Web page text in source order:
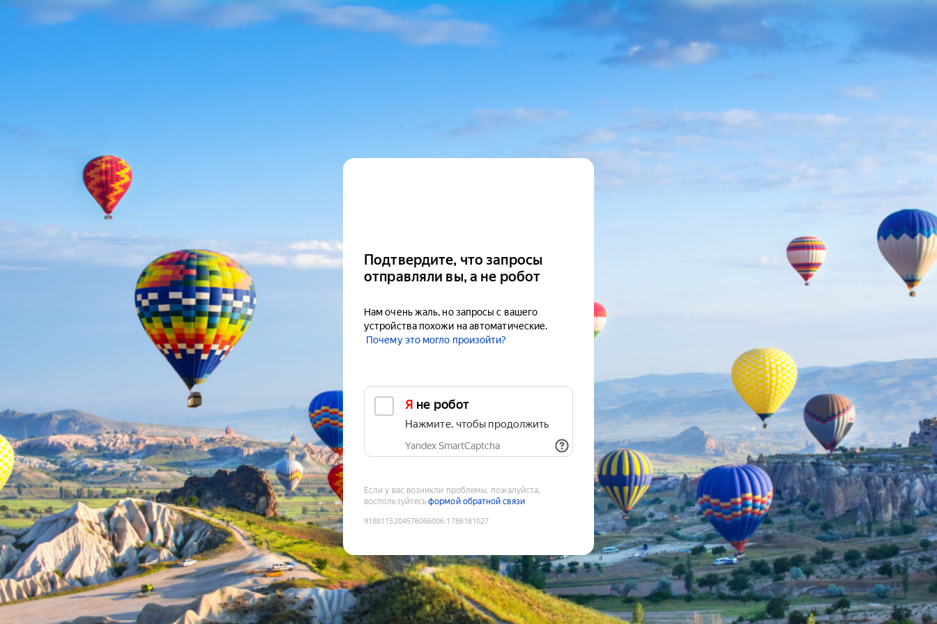
Подтвердите, что запросы
отправляли вы, а не робот
Нам очень жаль, но запросы с вашего
устройства похожи на автоматические.
Почему это могло произойти?
Я не робот
Нажмите, чтобы продолжить
Yandex SmartCaptcha
Если у вас возникли проблемы, пожалуйста,
воспользуйтесьформой обратной связи
9188115204576066006:1786181027